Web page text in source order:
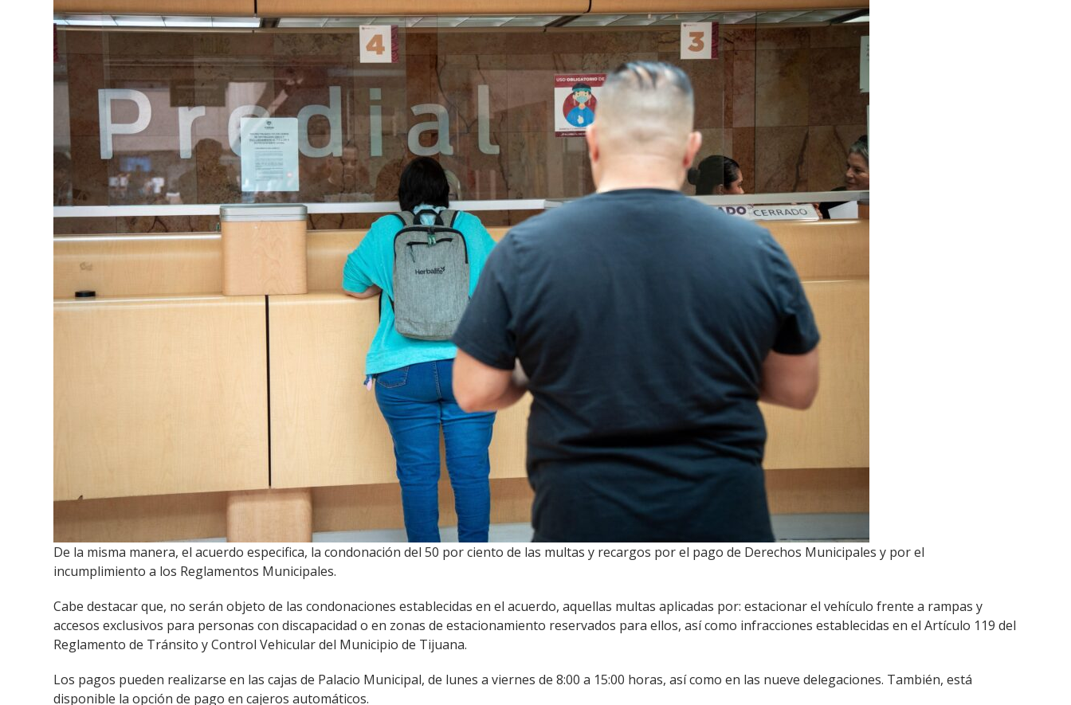
De la misma manera, el acuerdo especifica, la condonación del 50 por ciento de las multas y recargos por el pago de Derechos Municipales y por el
incumplimiento a los Reglamentos Municipales.
Cabe destacar que, no serán objeto de las condonaciones establecidas en el acuerdo, aquellas multas aplicadas por: estacionar el vehículo frente a rampas y
accesos exclusivos para personas con discapacidad o en zonas de estacionamiento reservados para ellos, así como infracciones establecidas en el Artículo 119 del
Reglamento de Tránsito y Control Vehicular del Municipio de Tijuana.
Los pagos pueden realizarse en las cajas de Palacio Municipal, de lunes a viernes de 8:00 a 15:00 horas, así como en las nueve delegaciones. También, está
disponible la opción de pago en cajeros automáticos.